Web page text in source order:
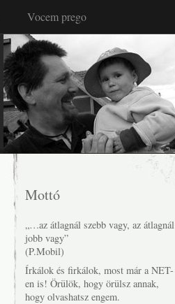
Vocem prego
Mottó
„…az átlagnál szebb vagy, az átlagnál
jobb vagy”
(P.Mobil)
Írkálok és firkálok, most már a NET-
en is! Örülök, hogy örülsz annak,
hogy olvashatsz engem.